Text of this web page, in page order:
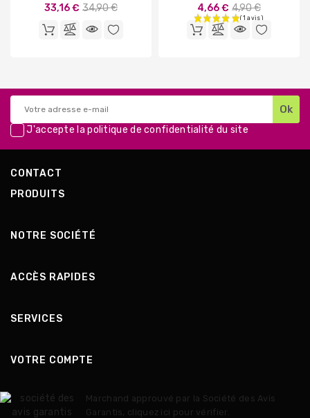
33,16 € Prix
base
34,90 € 4,66 € Prix
de
base
4,90 €
J'accepte lapolitique de confidentialité du site
CONTACT
PRODUITS
NOTRE SOCIÉTÉ
ACCÈS RAPIDES
SERVICES
VOTRE COMPTE
Marchand approuvé par la Société des Avis
Garantis, cliquez ici pour vérifier.